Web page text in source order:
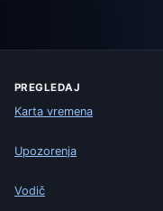
PREGLEDAJ
Karta vremena
Upozorenja
Vodič